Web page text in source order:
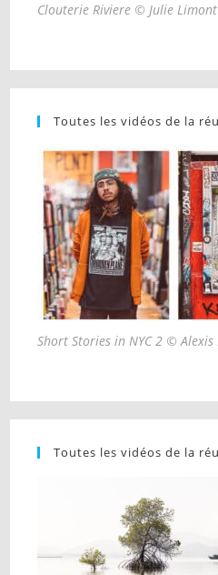
Clouterie Riviere © Julie Limont
Toutes les vidéos de la
Short Stories in NYC 2 © Alexis
Toutes les vidéos de la